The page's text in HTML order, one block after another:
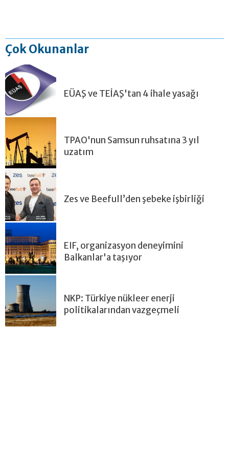
Çok Okunanlar
EÜAŞ ve TEİAŞ'tan 4 ihale yasağı
TPAO'nun Samsun ruhsatına 3 yıl
uzatım
Zes ve Beefull’den şebeke işbirliği
EIF, organizasyon deneyimini
Balkanlar'a taşıyor
NKP: Türkiye nükleer enerji
politikalarından vazgeçmeli